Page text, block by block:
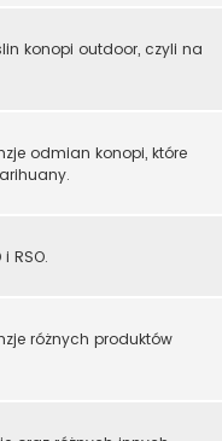
konopi outdoor, czyli na
odmian konopi, które
RSO.
różnych produktów